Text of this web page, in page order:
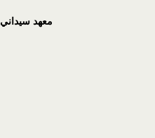
معهد سيداني